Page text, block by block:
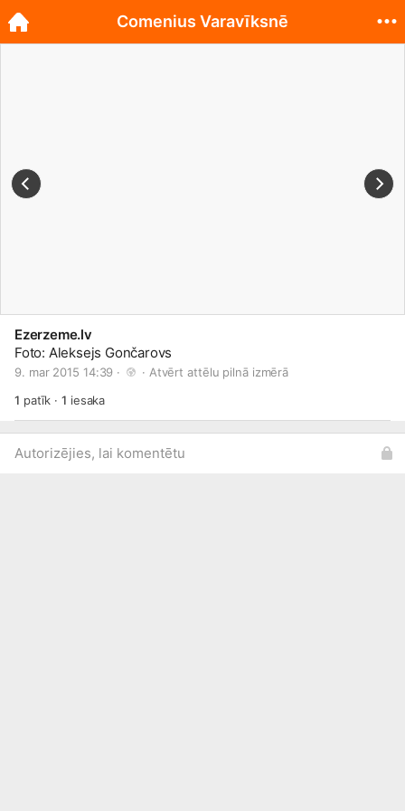
Ezerzeme.lv
Foto: Aleksejs Gončarovs
9. mar 2015 14:39 · · Atvērt attēlu pilnā izmērā
1 patīk ·1 iesaka
Autorizējies, lai komentētu
Comenius Varavīksnē